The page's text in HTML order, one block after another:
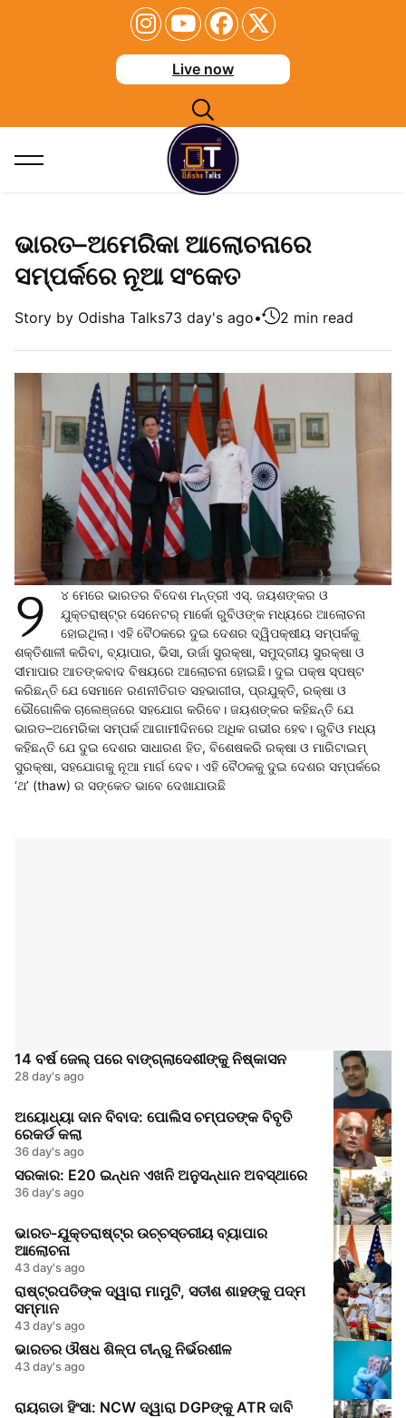
Live now
ଭାରତ–ଅମେରିକା ଆଲୋଚନାରେ
ସମ୍ପର୍କରେ ନୂଆ ସଂକେତ
Story by Odisha Talks73 day's ago• 2 min read
୨
୪ ମେରେ ଭାରତର ବିଦେଶ ମନ୍ତ୍ରୀ ଏସ୍‌. ଜୟଶଙ୍କର ଓ
ଯୁକ୍ତରାଷ୍ଟ୍ର ସେନେଟର୍‌ ମାର୍କୋ ରୁବିଓଙ୍କ ମଧ୍ୟରେ ଆଲୋଚନା
ହୋଇଥିଲା। ଏହି ବୈଠକରେ ଦୁଇ ଦେଶର ଦ୍ୱିପକ୍ଷୀୟ ସମ୍ପର୍କକୁ
ଶକ୍ତିଶାଳୀ କରିବା, ବ୍ୟାପାର, ଭିସା, ଉର୍ଜା ସୁରକ୍ଷା, ସମୁଦ୍ରୀୟ ସୁରକ୍ଷା ଓ
ସୀମାପାର ଆତଙ୍କବାଦ ବିଷୟରେ ଆଲୋଚନା ହୋଇଛି। ଦୁଇ ପକ୍ଷ ସ୍ପଷ୍ଟ
କରିଛନ୍ତି ଯେ ସେମାନେ ରଣନୀତିଗତ ସହଭାଗୀତା, ପ୍ରଯୁକ୍ତି, ରକ୍ଷା ଓ
ଭୌଗୋଳିକ ଚାଲେଞ୍ଜରେ ସହଯୋଗ କରିବେ। ଜୟଶଙ୍କର କହିଛନ୍ତି ଯେ
ଭାରତ–ଅମେରିକା ସମ୍ପର୍କ ଆଗାମୀଦିନରେ ଅଧିକ ଗଭୀର ହେବ। ରୁବିଓ ମଧ୍ୟ
କହିଛନ୍ତି ଯେ ଦୁଇ ଦେଶର ସାଧାରଣ ହିତ, ବିଶେଷକରି ରକ୍ଷା ଓ ମାରିଟାଇମ୍‌
ସୁରକ୍ଷା, ସହଯୋଗକୁ ନୂଆ ମାର୍ଗ ଦେବ। ଏହି ବୈଠକକୁ ଦୁଇ ଦେଶର ସମ୍ପର୍କରେ
‘ଥ’ (thaw) ର ସଙ୍କେତ ଭାବେ ଦେଖାଯାଉଛି
14 ବର୍ଷ ଜେଲ୍ ପରେ ବାଙ୍ଗ୍ଲାଦେଶୀଙ୍କୁ ନିଷ୍କାସନ
28 day's ago
ଅୟୋଧ୍ୟା ଦାନ ବିବାଦ: ପୋଲିସ ଚମ୍ପତଙ୍କ ବିବୃତି
ରେକର୍ଡ କଲା
36 day's ago
ସରକାର: E20 ଇନ୍ଧନ ଏଖନି ଅନୁସନ୍ଧାନ ଅବସ୍ଥାରେ
36 day's ago
ଭାରତ-ଯୁକ୍ତରାଷ୍ଟ୍ର ଉଚ୍ଚସ୍ତରୀୟ ବ୍ୟାପାର
ଆଲୋଚନା
43 day's ago
ରାଷ୍ଟ୍ରପତିଙ୍କ ଦ୍ୱାରା ମାମୁଟି, ସତୀଶ ଶାହଙ୍କୁ ପଦ୍ମ
ସମ୍ମାନ
43 day's ago
ଭାରତର ଔଷଧ ଶିଳ୍ପ ଚୀନ୍‌ରୁ ନିର୍ଭରଶୀଳ
43 day's ago
ରାୟଗଡା ହିଂସା: NCW ଦ୍ୱାରା DGPଙ୍କୁ ATR ଦାବି